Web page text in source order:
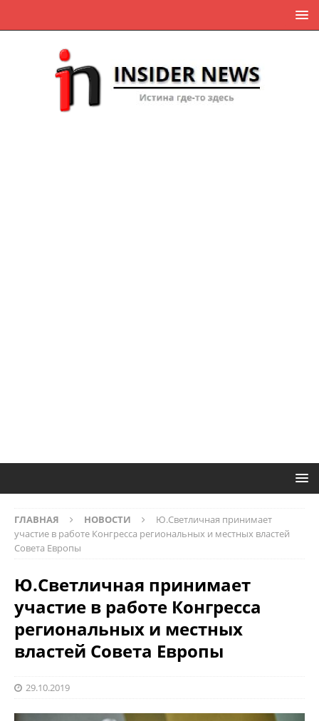
ГЛАВНАЯ НОВОСТИ
Ю.Светличная принимает
участие в работе Конгресса региональных и местных властей
Совета Европы
Ю.Светличная принимает
участие в работе Конгресса
региональных и местных
властей Совета Европы
29.10.2019